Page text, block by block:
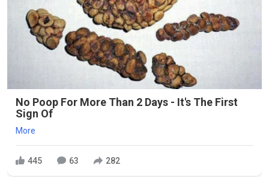
No Poop For More Than 2 Days - It's The First
Sign Of
More
445 63 282